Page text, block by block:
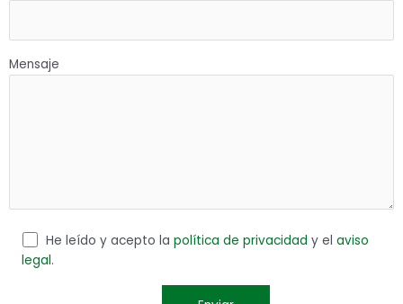
Mensaje
He leído y acepto la política de privacidad y el aviso
legal.